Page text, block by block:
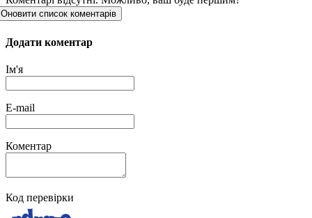
Оновити список коментарів
Додати коментар
Ім'я
E-mail
Коментар
Код перевірки